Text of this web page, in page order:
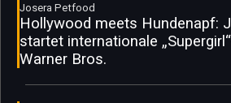
Josera Petfood
Hollywood meets Hundenapf:
startet internationale
Warner Bros.